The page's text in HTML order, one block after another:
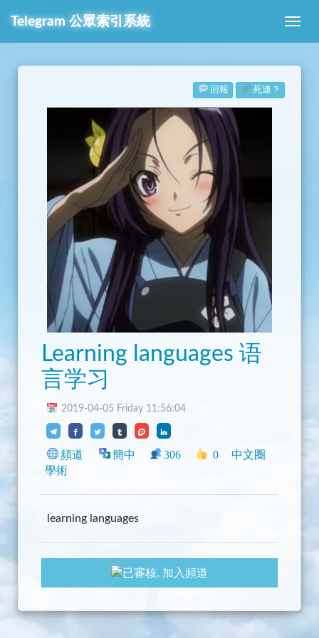
Telegram 公眾索引系統
回報 死連？
Learning languages 语
言学习
2019-04-05 Friday 11:56:04
頻道 簡中 306 0
中文圈
學術
learning languages
加入頻道